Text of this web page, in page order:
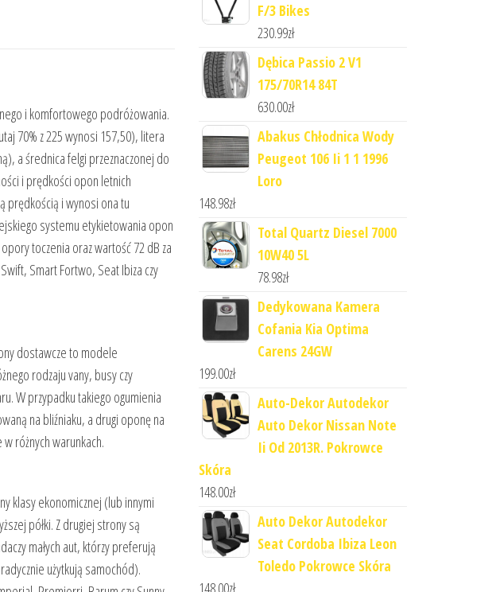
i komfortowego podróżowania.
70% z 225 wynosi 157,50), litera
a średnica felgi przeznaczonej do
i prędkości opon letnich
prędkością i wynosi ona tu
systemu etykietowania opon
toczenia oraz wartość 72 dB za
Smart Fortwo, Seat Ibiza czy
dostawcze to modele
rodzaju vany, busy czy
W przypadku takiego ogumienia
na bliźniaku, a drugi oponę na
różnych warunkach.
klasy ekonomicznej (lub innymi
półki. Z drugiej strony są
małych aut, którzy preferują
użytkują samochód).
F/3 Bikes
230.99zł
Dębica Passio 2 V1
175/70R14 84T
630.00zł
Abakus Chłodnica Wody
Peugeot 106 Ii 1 1 1996
Loro
148.98zł
Total Quartz Diesel 7000
10W40 5L
78.98zł
Dedykowana Kamera
Cofania Kia Optima
Carens 24GW
199.00zł
Auto-Dekor Autodekor
Auto Dekor Nissan Note
Ii Od 2013R. Pokrowce
Skóra
148.00zł
Auto Dekor Autodekor
Seat Cordoba Ibiza Leon
Toledo Pokrowce Skóra
148.00zł